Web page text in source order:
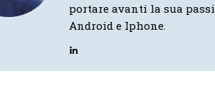
portare avanti la sua
Android e Iphone.